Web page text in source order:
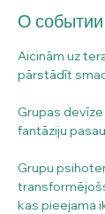
О событии
Aicinām uz
pārstādīt
Grupas devīze
fantāziju
Grupu
kas pieejama